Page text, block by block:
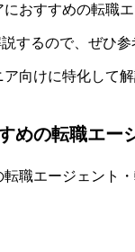
おすすめの転職
するので、ぜひ参
向けに特化して
めの転職エー
職エージェント